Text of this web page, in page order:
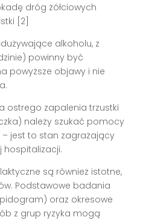
dróg żółciowych
[2]
alkoholu, z
powinny być
powyższe objawy i nie
ostrego zapalenia trzustki
należy szukać pomocy
jest to stan zagrażający
hospitalizacji.
są również istotne,
Podstawowe badania
oraz okresowe
z grup ryzyka mogą